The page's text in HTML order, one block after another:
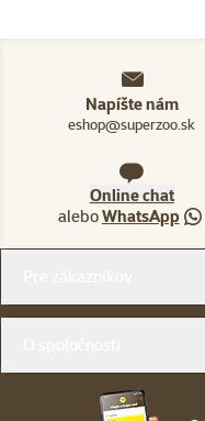
Napíšte nám
eshop@superzoo.sk
Online chat
aleboWhatsApp